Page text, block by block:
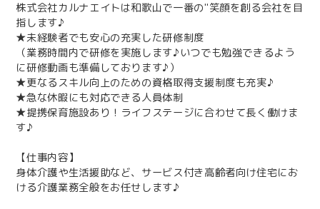
株式会社カルナエイトは和歌山で一番の"笑顔を創る会社を目
指します♪
★未経験者でも安心の充実した研修制度
（業務時間内で研修を実施します♪いつでも勉強できるよう
に研修動画も準備しております♪）
★更なるスキル向上のための資格取得支援制度も充実♪
★急な休暇にも対応できる人員体制
★提携保育施設あり！ライフステージに合わせて長く働けま
す♪
【仕事内容】
身体介護や生活援助など、サービス付き高齢者向け住宅にお
ける介護業務全般をお任せします♪